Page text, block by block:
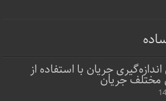
جریان با استفاده از
جریان